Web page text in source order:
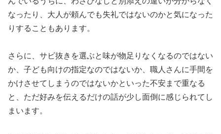
なったり、大人が頼んでも失礼ではないのかと気になった
りすることもあります。
さらに、サビ抜きを選ぶと味が物足りなくなるのではない
か、子ども向けの指定なのではないか、職人さんに手間を
かけさせてしまうのではないかといった不安まで重なる
と、ただ好みを伝えるだけの話が少し面倒に感じられてし
まいます。